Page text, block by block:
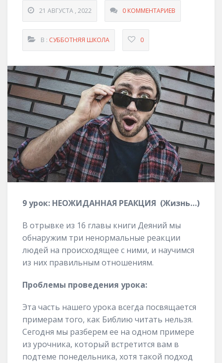
21 АВГУСТА , 2022 0 КОММЕНТАРИЕВ
В : СУББОТНЯЯ ШКОЛА 0
9 урок: НЕОЖИДАННАЯ РЕАКЦИЯ (Жизнь…)
В отрывке из 16 главы книги Деяний мы
обнаружим три ненормальные реакции
людей на происходящее с ними, и научимся
из них правильным отношениям.
Проблемы проведения урока:
Эта часть нашего урока всегда посвящается
примерам того, как Библию читать нельзя.
Сегодня мы разберем ее на одном примере
из урочника, который встретится вам в
подтеме понедельника, хотя такой подход